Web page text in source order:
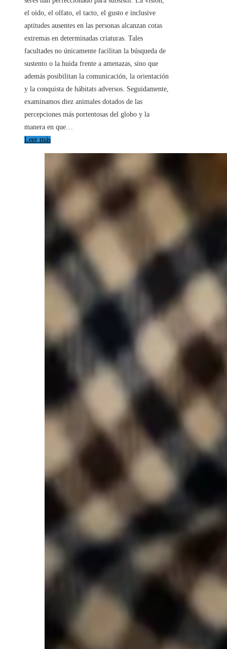
el oído, el olfato, el tacto, el gusto e inclusive
aptitudes ausentes en las personas alcanzan cotas
extremas en determinadas criaturas. Tales
facultades no únicamente facilitan la búsqueda de
sustento o la huida frente a amenazas, sino que
además posibilitan la comunicación, la orientación
y la conquista de hábitats adversos. Seguidamente,
examinamos diez animales dotados de las
percepciones más portentosas del globo y la
manera en que…
Leer más